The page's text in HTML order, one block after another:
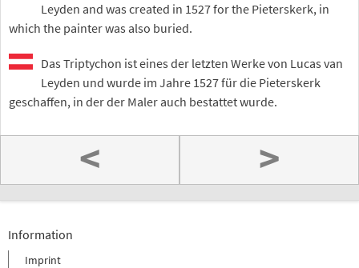
Leyden and was created in 1527 for the Pieterskerk, in
which the painter was also buried.
Das Triptychon ist eines der letzten Werke von Lucas van
Leyden und wurde im Jahre 1527 für die Pieterskerk
geschaffen, in der der Maler auch bestattet wurde.
< >
Information
Imprint